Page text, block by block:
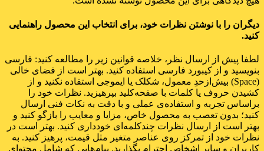
دیگران را با نوشتن نظرات خود، برای انتخاب این محصول راهنمایی
کنید.
لطفا پیش از ارسال نظر، خلاصه قوانین زیر را مطالعه کنید: فارسی
بنویسید و از کیبورد فارسی استفاده کنید. بهتر است از فضای خالی
(Space) بیش‌از‌حدِ معمول، شکلک یا ایموجی استفاده نکنید و از
کشیدن حروف یا کلمات با صفحه‌کلید بپرهیزید. نظرات خود را
براساس تجربه و استفاده‌ی عملی و با دقت به نکات فنی ارسال
کنید؛ بدون تعصب به محصول خاص، مزایا و معایب را بازگو کنید و
بهتر است از ارسال نظرات چندکلمه‌‌ای خودداری کنید. بهتر است در
نظرات خود از تمرکز روی عناصر متغیر مثل قیمت، پرهیز کنید. به
کاربران و سایر اشخاص احترام بگذارید. پیام‌هایی که شامل محتوای